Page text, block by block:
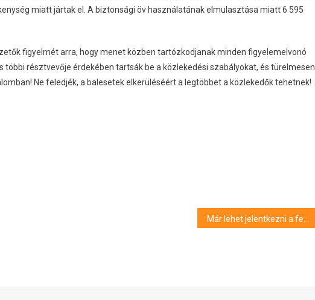
miatt jártak el. A biztonsági öv használatának elmulasztása miatt 6 595
figyelmét arra, hogy menet közben tartózkodjanak minden figyelemelvonó
többi résztvevője érdekében tartsák be a közlekedési szabályokat, és
Ne feledjék, a balesetek elkerüléséért a legtöbbet a közlekedők tehetnek!